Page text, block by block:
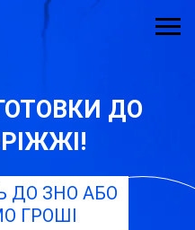
ДО ЗНО АБО
ГРОШІ
ДО